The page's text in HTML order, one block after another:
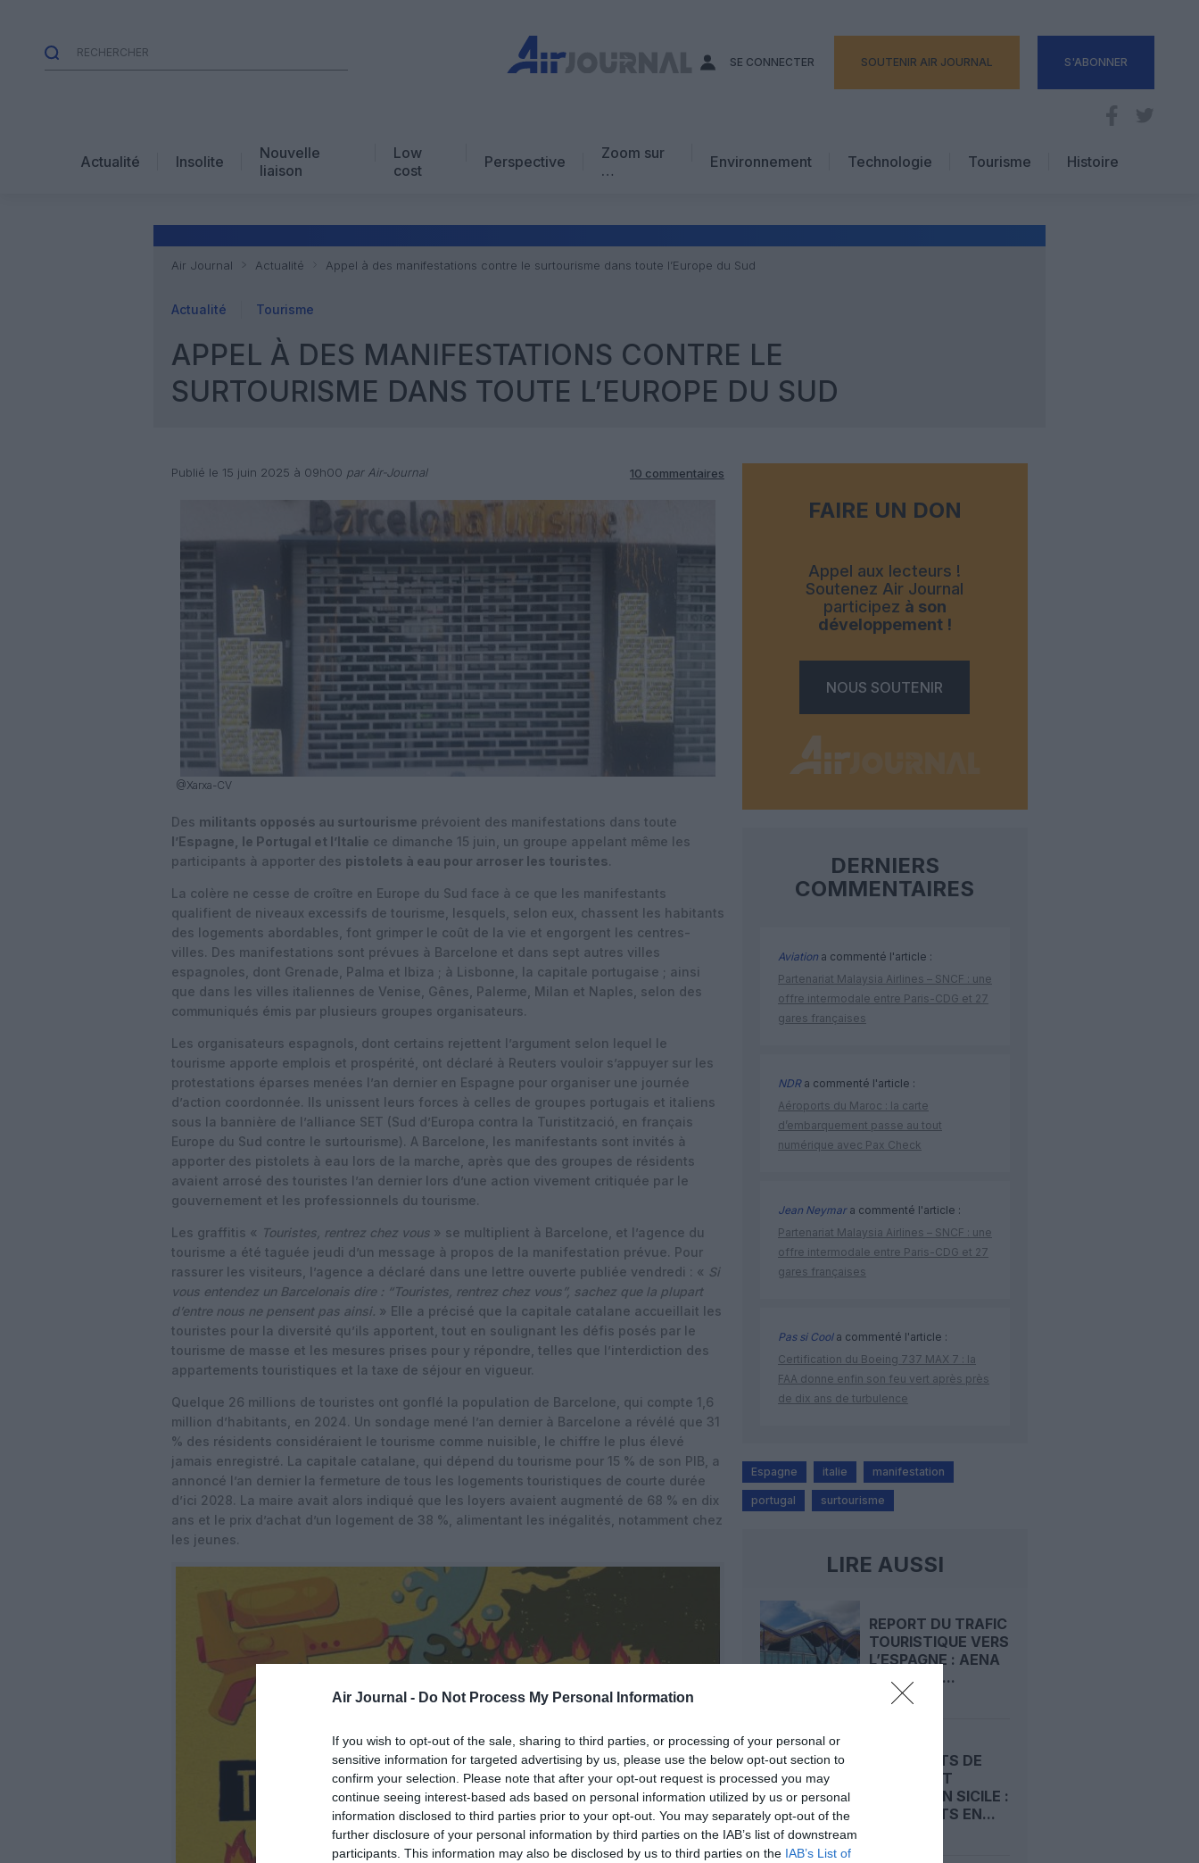
Air Journal - Do Not Process My Personal Information
If you wish to opt-out of the sale, sharing to third parties, or processing of your personal or
sensitive information for targeted advertising by us, please use the below opt-out section to
confirm your selection. Please note that after your opt-out request is processed you may
continue seeing interest-based ads based on personal information utilized by us or personal
information disclosed to third parties prior to your opt-out. You may separately opt-out of the
further disclosure of your personal information by third parties on the IAB’s list of downstream
participants. This information may also be disclosed by us to third parties on the IAB’s List of
SE CONNECTER SOUTENIR AIR JOURNAL S'ABONNER
Actualité Insolite
Nouvelle
liaison
Low
cost
Perspective
Zoom sur
…
Avis d’expert
Environnement Technologie
Tourisme
Hôtellerie
Histoire
Air Journal Actualité Appel à des manifestations contre le surtourisme dans toute l’Europe du Sud
Actualité Tourisme
APPEL À DES MANIFESTATIONS CONTRE LE
SURTOURISME DANS TOUTE L’EUROPE DU SUD
Publié le 15 juin 2025 à 09h00 par Air-Journal 10 commentaires
@Xarxa-CV
Des militants opposés au surtourisme prévoient des manifestations dans toute
l’Espagne, le Portugal et l’Italie ce dimanche 15 juin, un groupe appelant même les
participants à apporter des pistolets à eau pour arroser les touristes.
La colère ne cesse de croître en Europe du Sud face à ce que les manifestants
qualifient de niveaux excessifs de tourisme, lesquels, selon eux, chassent les habitants
des logements abordables, font grimper le coût de la vie et engorgent les centres-
villes. Des manifestations sont prévues à Barcelone et dans sept autres villes
espagnoles, dont Grenade, Palma et Ibiza ; à Lisbonne, la capitale portugaise ; ainsi
que dans les villes italiennes de Venise, Gênes, Palerme, Milan et Naples, selon des
communiqués émis par plusieurs groupes organisateurs.
Les organisateurs espagnols, dont certains rejettent l’argument selon lequel le
tourisme apporte emplois et prospérité, ont déclaré à Reuters vouloir s’appuyer sur les
protestations éparses menées l’an dernier en Espagne pour organiser une journée
d’action coordonnée. Ils unissent leurs forces à celles de groupes portugais et italiens
sous la bannière de l’alliance SET (Sud d’Europa contra la Turistització, en français
Europe du Sud contre le surtourisme). A Barcelone, les manifestants sont invités à
apporter des pistolets à eau lors de la marche, après que des groupes de résidents
avaient arrosé des touristes l’an dernier lors d’une action vivement critiquée par le
gouvernement et les professionnels du tourisme.
Les graffitis « Touristes, rentrez chez vous » se multiplient à Barcelone, et l’agence du
tourisme a été taguée jeudi d’un message à propos de la manifestation prévue. Pour
rassurer les visiteurs, l’agence a déclaré dans une lettre ouverte publiée vendredi : « Si
vous entendez un Barcelonais dire : “Touristes, rentrez chez vous”, sachez que la plupart
d’entre nous ne pensent pas ainsi. » Elle a précisé que la capitale catalane accueillait les
touristes pour la diversité qu’ils apportent, tout en soulignant les défis posés par le
tourisme de masse et les mesures prises pour y répondre, telles que l’interdiction des
appartements touristiques et la taxe de séjour en vigueur.
Quelque 26 millions de touristes ont gonflé la population de Barcelone, qui compte 1,6
million d’habitants, en 2024. Un sondage mené l’an dernier à Barcelone a révélé que 31
% des résidents considéraient le tourisme comme nuisible, le chiffre le plus élevé
jamais enregistré. La capitale catalane, qui dépend du tourisme pour 15 % de son PIB, a
annoncé l’an dernier la fermeture de tous les logements touristiques de courte durée
d’ici 2028. La maire avait alors indiqué que les loyers avaient augmenté de 68 % en dix
ans et le prix d’achat d’un logement de 38 %, alimentant les inégalités, notamment chez
les jeunes.
FAIRE UN DON
Appel aux lecteurs !
Soutenez Air Journal
participez à son
développement !
NOUS SOUTENIR
DERNIERS
COMMENTAIRES
Aviation a commenté l'article :
Partenariat Malaysia Airlines – SNCF : une
offre intermodale entre Paris-CDG et 27
gares françaises
NDRa commenté l'article :
Aéroports du Maroc : la carte
d’embarquement passe au tout
numérique avec Pax Check
Jean Neymara commenté l'article :
Partenariat Malaysia Airlines – SNCF : une
offre intermodale entre Paris-CDG et 27
gares françaises
Pas si Coola commenté l'article :
Certification du Boeing 737 MAX 7 : la
FAA donne enfin son feu vert après près
de dix ans de turbulence
Espagne italie manifestation
portugal surtourisme
LIRE AUSSI
REPORT DU TRAFIC
TOURISTIQUE VERS
L’ESPAGNE : AENA
FRANCHIT...
AÉROPORTS DE
CATANE ET
COMISO EN SICILE :
DIX GÉANTS EN...